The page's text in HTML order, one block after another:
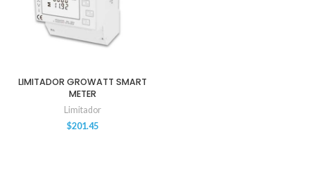
LIMITADOR GROWATT SMART
METER
Limitador
$201.45